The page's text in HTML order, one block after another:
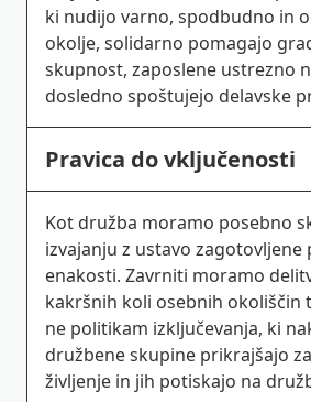
ki nudijo varno, spodbudno in
okolje, solidarno pomagajo
skupnost, zaposlene ustrezno
dosledno spoštujejo delavske
Pravica do vključenosti
Kot družba moramo posebno
izvajanju z ustavo zagotovljene
enakosti. Zavrniti moramo
kakršnih koli osebnih okoliščin
ne politikam izključevanja, ki
družbene skupine prikrajšajo
življenje in jih potiskajo na